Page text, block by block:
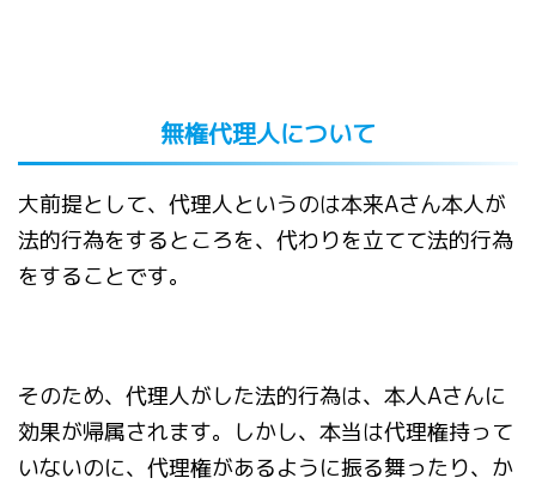
無権代理人について
大前提として、代理人というのは本来Aさん本人が
法的行為をするところを、代わりを立てて法的行為
をすることです。
そのため、代理人がした法的行為は、本人Aさんに
効果が帰属されます。しかし、本当は代理権持って
いないのに、代理権があるように振る舞ったり、か